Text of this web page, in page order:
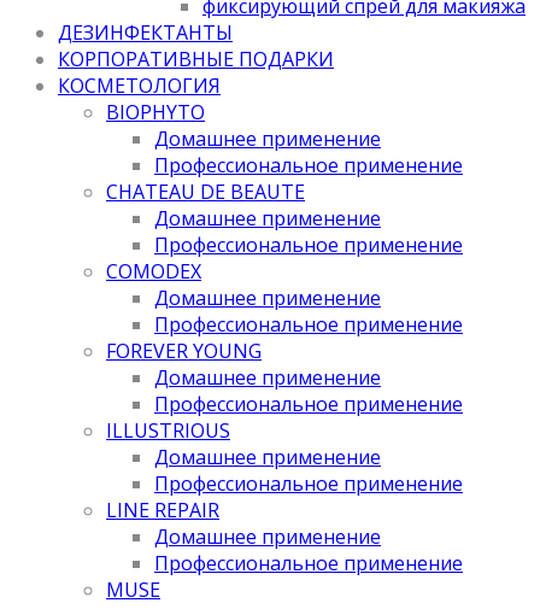
фиксирующий спрей для макияжа
ДЕЗИНФЕКТАНТЫ
КОРПОРАТИВНЫЕ ПОДАРКИ
КОСМЕТОЛОГИЯ
BIOPHYTO
Домашнее применение
Профессиональное применение
CHATEAU DE BEAUTE
Домашнее применение
Профессиональное применение
COMODEX
Домашнее применение
Профессиональное применение
FOREVER YOUNG
Домашнее применение
Профессиональное применение
ILLUSTRIOUS
Домашнее применение
Профессиональное применение
LINE REPAIR
Домашнее применение
Профессиональное применение
MUSE